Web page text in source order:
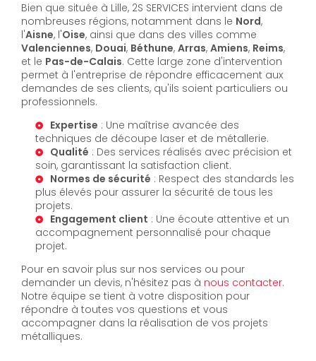
Bien que située à Lille, 2S SERVICES intervient dans de
nombreuses régions, notamment dans le Nord,
l'Aisne, l'Oise, ainsi que dans des villes comme
Valenciennes, Douai, Béthune, Arras, Amiens, Reims,
et le Pas-de-Calais. Cette large zone d'intervention
permet à l'entreprise de répondre efficacement aux
demandes de ses clients, qu'ils soient particuliers ou
professionnels.
Expertise : Une maîtrise avancée des
techniques de découpe laser et de métallerie.
Qualité : Des services réalisés avec précision et
soin, garantissant la satisfaction client.
Normes de sécurité : Respect des standards les
plus élevés pour assurer la sécurité de tous les
projets.
Engagement client : Une écoute attentive et un
accompagnement personnalisé pour chaque
projet.
Pour en savoir plus sur nos services ou pour
demander un devis, n'hésitez pas à nous contacter.
Notre équipe se tient à votre disposition pour
répondre à toutes vos questions et vous
accompagner dans la réalisation de vos projets
métalliques.